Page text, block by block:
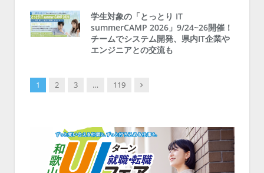
学生対象の「とっとり IT
summerCAMP 2026」9/24~26開催！
チームでシステム開発、県内IT企業や
エンジニアとの交流も
1 2 3 … 119 Next